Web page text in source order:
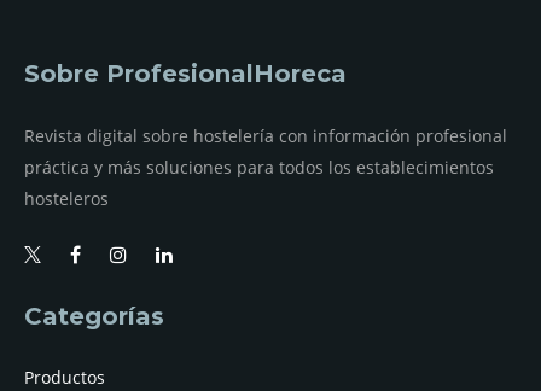
Sobre ProfesionalHoreca
Revista digital sobre hostelería con información profesional
práctica y más soluciones para todos los establecimientos
hosteleros
Categorías
Productos